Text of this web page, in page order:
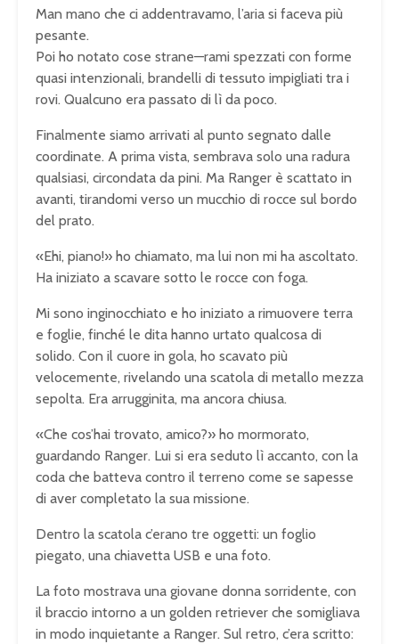
Man mano che ci addentravamo, l’aria si faceva più
pesante.
Poi ho notato cose strane—rami spezzati con forme
quasi intenzionali, brandelli di tessuto impigliati tra i
rovi. Qualcuno era passato di lì da poco.
Finalmente siamo arrivati al punto segnato dalle
coordinate. A prima vista, sembrava solo una radura
qualsiasi, circondata da pini. Ma Ranger è scattato in
avanti, tirandomi verso un mucchio di rocce sul bordo
del prato.
«Ehi, piano!» ho chiamato, ma lui non mi ha ascoltato.
Ha iniziato a scavare sotto le rocce con foga.
Mi sono inginocchiato e ho iniziato a rimuovere terra
e foglie, finché le dita hanno urtato qualcosa di
solido. Con il cuore in gola, ho scavato più
velocemente, rivelando una scatola di metallo mezza
sepolta. Era arrugginita, ma ancora chiusa.
«Che cos’hai trovato, amico?» ho mormorato,
guardando Ranger. Lui si era seduto lì accanto, con la
coda che batteva contro il terreno come se sapesse
di aver completato la sua missione.
Dentro la scatola c’erano tre oggetti: un foglio
piegato, una chiavetta USB e una foto.
La foto mostrava una giovane donna sorridente, con
il braccio intorno a un golden retriever che somigliava
in modo inquietante a Ranger. Sul retro, c’era scritto: